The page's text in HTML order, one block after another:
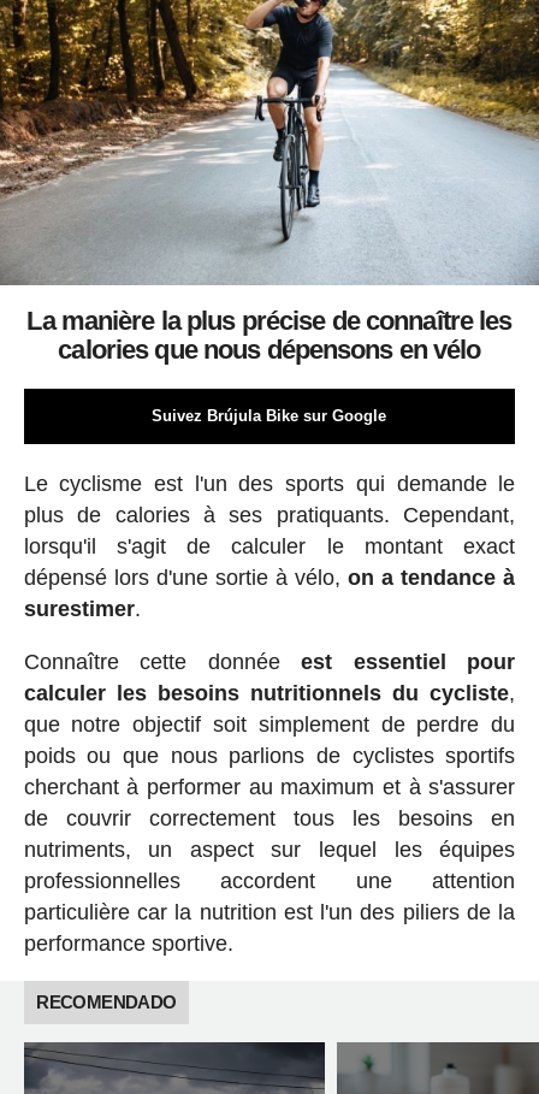
La manière la plus précise de connaître les
calories que nous dépensons en vélo
Suivez Brújula Bike sur Google
Le cyclisme est l'un des sports qui demande le
plus de calories à ses pratiquants. Cependant,
lorsqu'il s'agit de calculer le montant exact
dépensé lors d'une sortie à vélo,on a tendance à
surestimer.
Connaître cette donnéeest essentiel pour
calculer les besoins nutritionnels du cycliste,
que notre objectif soit simplement de perdre du
poids ou que nous parlions de cyclistes sportifs
cherchant à performer au maximum et à s'assurer
de couvrir correctement tous les besoins en
nutriments, un aspect sur lequel les équipes
professionnelles accordent une attention
particulière car la nutrition est l'un des piliers de la
performance sportive.
RECOMENDADO